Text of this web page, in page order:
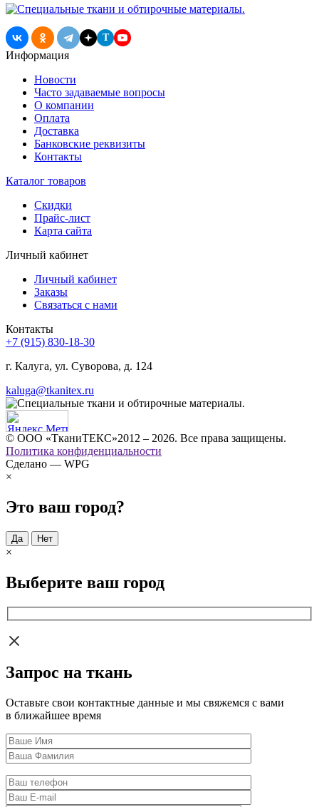
T
Информация
Новости
Часто задаваемые вопросы
О компании
Оплата
Доставка
Банковские реквизиты
Контакты
Каталог товаров
Скидки
Прайс-лист
Карта сайта
Личный кабинет
Личный кабинет
Заказы
Связаться с нами
Контакты
+7 (915) 830-18-30
г. Калуга, ул. Суворова, д. 124
kaluga@tkanitex.ru
© ООО «ТканиТЕКС»2012 – 2026. Все права защищены.
Политика конфиденциальности
Сделано — WPG
×
Это ваш город?
Да Нет
×
Выберите ваш город
Запрос на ткань
Оставьте свои контактные данные и мы свяжемся с вами
в ближайшее время